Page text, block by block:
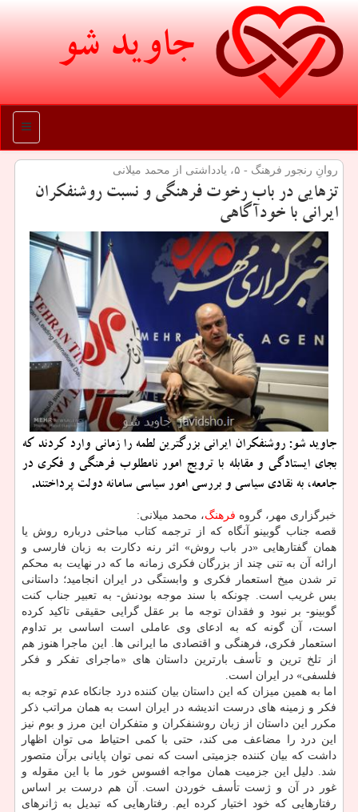
جاوید شو
منو
روانِ رنجور فرهنگ - ۵، یادداشتی از محمد میلانی
تزهایی در باب رخوت فرهنگی و نسبت روشنفكران
ایرانی با خودآگاهی
جاوید شو: روشنفكران ایرانی بزرگترین لطمه را زمانی وارد كردند كه
بجای ایستادگی و مقابله با ترویج امور نامطلوب فرهنگی و فكری در
جامعه، به نقادی سیاسی و بررسی امور سیاسی سامانه دولت پرداختند.
خبرگزاری مهر، گروه فرهنگ، محمد میلانی:
قصه جناب گوبینو آنگاه كه از ترجمه كتاب مباحثی درباره روش یا
همان گفتارهایی «در باب روش» اثر رنه دكارت به زبان فارسی و
ارائه آن به تنی چند از بزرگان فكری زمانه ما كه در نهایت به محكم
تر شدن میخ استعمار فكری و وابستگی در ایران انجامید؛ داستانی
بس غریب است. چونكه با سند موجه بودنش- به تعبیر جناب كنت
گوبینو- بر نبود و فقدان توجه ما بر عقل گرایی حقیقی تاكید كرده
است، آن گونه كه به ادعای وی عاملی است اساسی بر تداوم
استعمار فكری، فرهنگی و اقتصادی ما ایرانی ها. این ماجرا هنوز هم
از تلخ ترین و تأسف بارترین داستان های «ماجرای تفكر و فكر
فلسفی» در ایران است.
اما به همین میزان كه این داستان بیان كننده درد جانكاه عدم توجه به
فكر و زمینه های درست اندیشه در ایران است به همان مراتب ذكر
مكرر این داستان از زبان روشنفكران و متفكران این مرز و بوم نیز
این درد را مضاعف می كند، حتی با كمی احتیاط می توان اظهار
داشت كه بیان كننده جزمیتی است كه نمی توان پایانی برآن متصور
شد. دلیل این جزمیت همان مواجه افسوس خور ما با این مقوله و
غور در آن و ژست تأسف خوردن است. آن هم درست بر اساس
رفتارهایی كه خود اختیار كرده ایم. رفتارهایی كه تبدیل به ژانرهای